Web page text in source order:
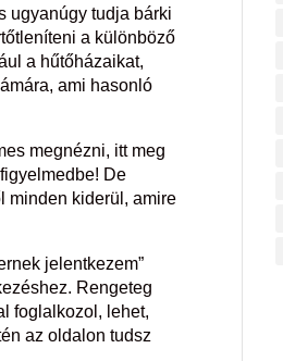
ugyanúgy tudja bárki
a különböző
a hűtőházaikat,
ami hasonló
megnézni, itt meg
De
minden kiderül, amire
jelentkezem”
Rengeteg
foglalkozol, lehet,
az oldalon tudsz